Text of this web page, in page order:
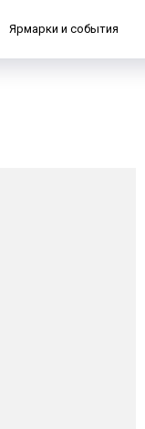
Ярмарки и события